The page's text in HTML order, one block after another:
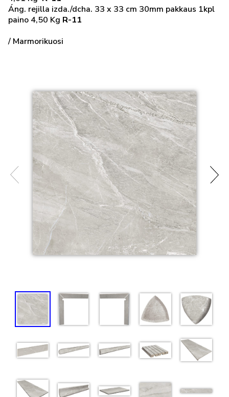
Áng. rejilla izda./dcha. 33 x 33 cm 30mm pakkaus 1kpl
paino 4,50 Kg R-11
/ Marmorikuosi